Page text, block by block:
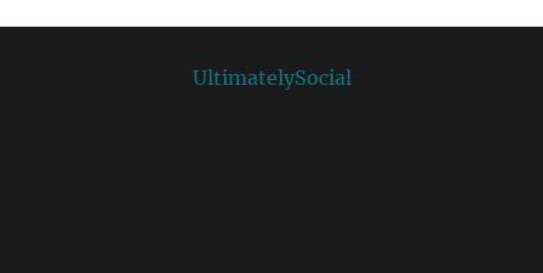
UltimatelySocial